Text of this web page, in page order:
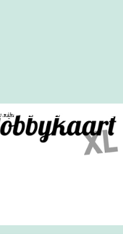
Archief